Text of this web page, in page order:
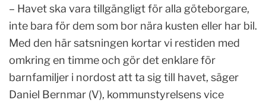
– Havet ska vara tillgängligt för alla göteborgare,
inte bara för dem som bor nära kusten eller har bil.
Med den här satsningen kortar vi restiden med
omkring en timme och gör det enklare för
barnfamiljer i nordost att ta sig till havet, säger
Daniel Bernmar (V), kommunstyrelsens vice